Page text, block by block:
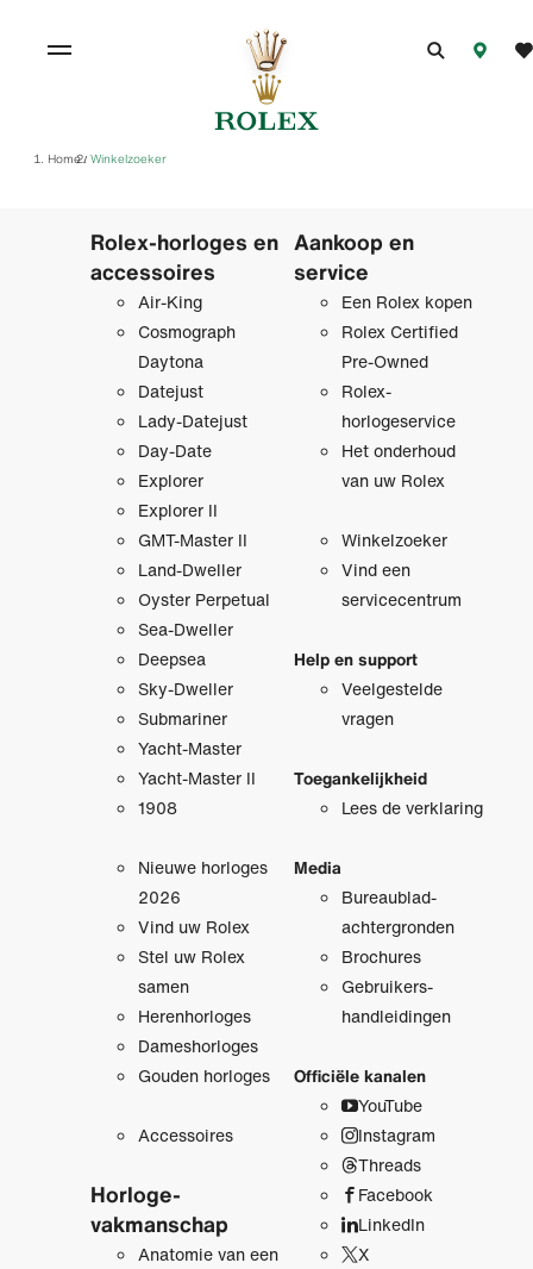
Home/ Winkelzoeker
Rolex-horloges en
accessoires
Air-King
Cosmograph
Daytona
Datejust
Lady-Datejust
Day-Date
Explorer
Explorer II
GMT-Master II
Land-Dweller
Oyster Perpetual
Sea-Dweller
Deepsea
Sky-Dweller
Submariner
Yacht-Master
Yacht-Master II
1908
Nieuwe horloges
2026
Vind uw Rolex
Stel uw Rolex
samen
Herenhorloges
Dameshorloges
Gouden horloges
Accessoires
Horloge­
vakmanschap
Anatomie van een
Aankoop en
service
Een Rolex kopen
Rolex Certified
Pre‑Owned
Rolex-
horlogeservice
Het onderhoud
van uw Rolex
Winkelzoeker
Vind een
servicecentrum
Help en support
Veelgestelde
vragen
Toegankelijkheid
Lees de verklaring
Media
Bureaublad­
achtergronden
Brochures
Gebruikers­
handleidingen
Officiële kanalen
YouTube
Instagram
Threads
Facebook
LinkedIn
X